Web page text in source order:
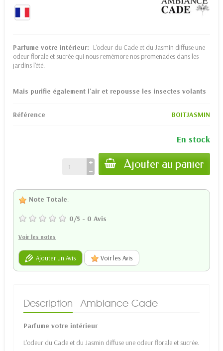
Parfume votre intérieur: L'odeur du Cade et du Jasmin diffuse une
odeur florale et sucrée qui nous remémore nos promenades dans les
jardins l'été.
Mais purifie également l'air et repousse les insectes volants
Référence BOITJASMIN
En stock
Ajouter au panier
Note Totale:
0/5 - 0 Avis
Voir les notes
Ajouter un Avis Voir les Avis
Description Ambiance Cade
Parfume votre intérieur
L'odeur du Cade et du Jasmin diffuse une odeur florale et sucrée.